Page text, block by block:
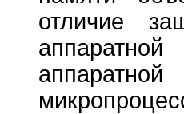
отличие